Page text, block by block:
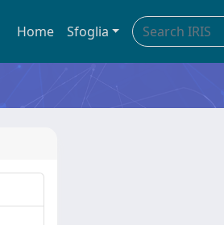
Home Sfoglia